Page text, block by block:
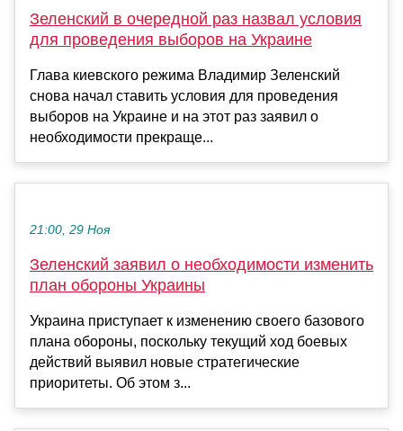
Зеленский в очередной раз назвал условия
для проведения выборов на Украине
Глава киевского режима Владимир Зеленский
снова начал ставить условия для проведения
выборов на Украине и на этот раз заявил о
необходимости прекраще...
21:00, 29 Ноя
Зеленский заявил о необходимости изменить
план обороны Украины
Украина приступает к изменению своего базового
плана обороны, поскольку текущий ход боевых
действий выявил новые стратегические
приоритеты. Об этом з...